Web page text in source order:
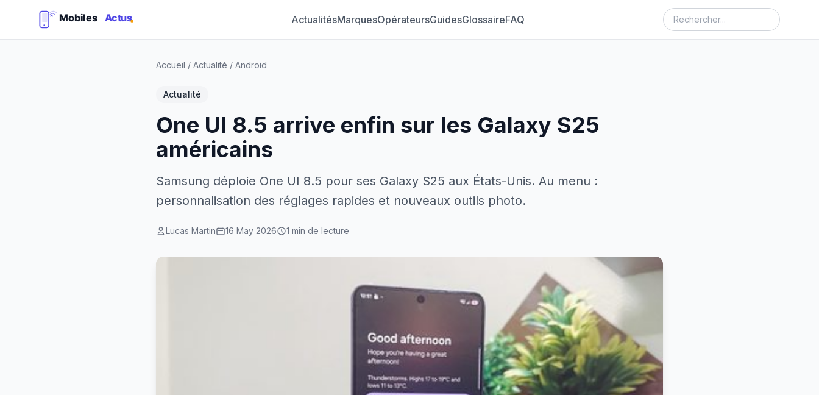
ActualitésMarquesOpérateursGuidesGlossaireFAQ
Accueil / Actualité / Android
Actualité
One UI 8.5 arrive enfin sur les Galaxy S25
américains
Samsung déploie One UI 8.5 pour ses Galaxy S25 aux États-Unis. Au menu :
personnalisation des réglages rapides et nouveaux outils photo.
Lucas Martin 16 May 2026 1 min de lecture